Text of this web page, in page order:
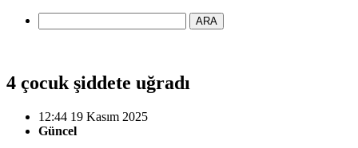
ARA
4 çocuk şiddete uğradı
12:44 19 Kasım 2025
Güncel